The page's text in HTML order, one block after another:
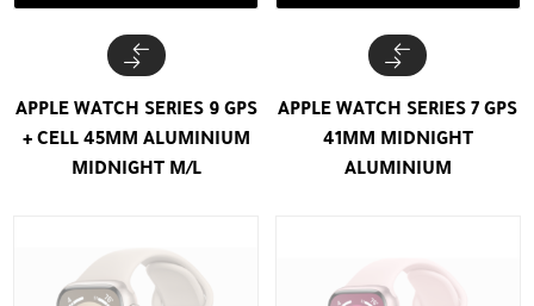
APPLE WATCH SERIES 7 GPS
41MM MIDNIGHT
ALUMINIUM
APPLE WATCH SERIES 9 GPS
+ CELL 45MM ALUMINIUM
MIDNIGHT M/L